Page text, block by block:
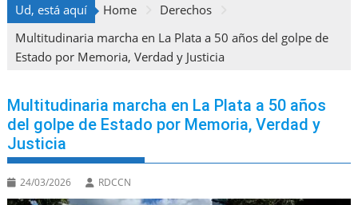
Ud, está aquí Home
Derechos
Multitudinaria marcha en La Plata a 50 años del golpe de
Estado por Memoria, Verdad y Justicia
Multitudinaria marcha en La Plata a 50 años
del golpe de Estado por Memoria, Verdad y
Justicia
24/03/2026 RDCCN